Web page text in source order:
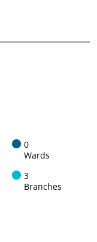
0
Wards
3
Branches